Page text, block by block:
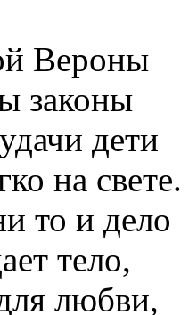
Вероны
законы
дети
на свете.
то и дело
тело,
любви,